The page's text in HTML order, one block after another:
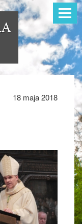
Toggle
18 maja 2018